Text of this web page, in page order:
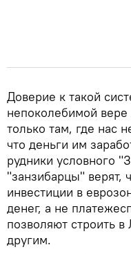
Доверие к такой
непоколебимой
только там, где нас
что деньги им
рудники условного
"занзибарцы" верят,
инвестиции в
денег, а не
позволяют строить
другим.